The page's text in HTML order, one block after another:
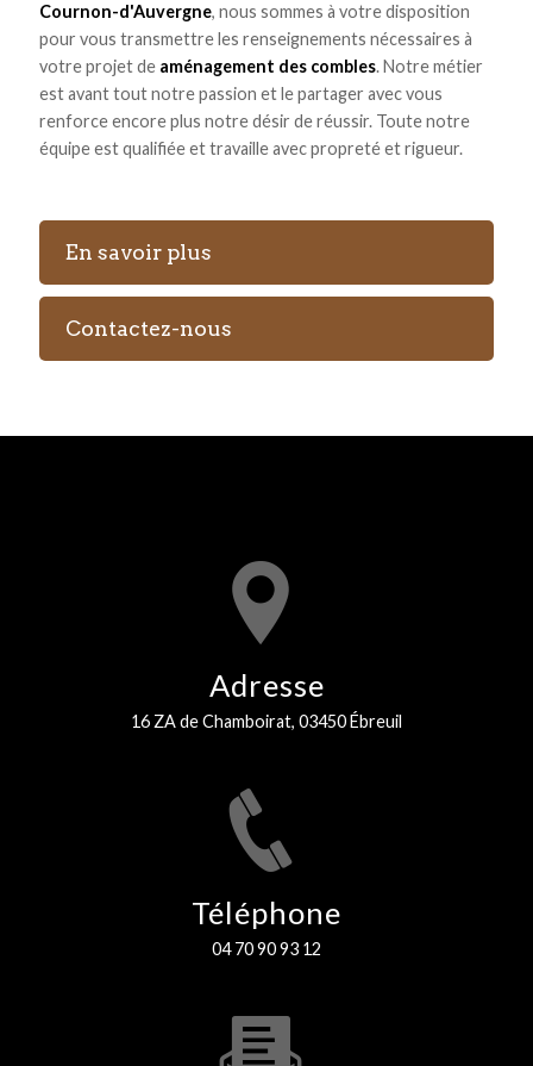
Cournon-d'Auvergne, nous sommes à votre disposition
pour vous transmettre les renseignements nécessaires à
votre projet de aménagement des combles. Notre métier
est avant tout notre passion et le partager avec vous
renforce encore plus notre désir de réussir. Toute notre
équipe est qualifiée et travaille avec propreté et rigueur.
En savoir plus
Contactez-nous
Adresse
16 ZA de Chamboirat, 03450 Ébreuil
Téléphone
04 70 90 93 12